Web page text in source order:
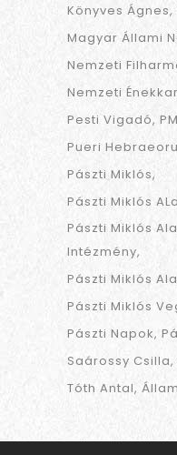
Könyves Ágnes
Magyar Állami
Nemzeti
Nemzeti Énekkar
Pesti Vigadó
Pueri
Pászti Miklós
Pászti Miklós
Pászti Miklós
Intézmény
Pászti Miklós
Pászti Miklós
Pászti Napok
Saárossy Csilla
Tóth Antal